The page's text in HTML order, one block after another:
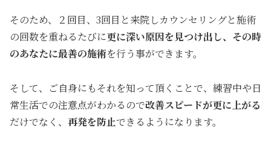
そのため、２回目、3回目と来院しカウンセリングと施術
の回数を重ねるたびに更に深い原因を見つけ出し、その時
のあなたに最善の施術を行う事ができます。
そして、ご自身にもそれを知って頂くことで、練習中や日
常生活での注意点がわかるので改善スピードが更に上がる
だけでなく、 再発を防止できるようになります。